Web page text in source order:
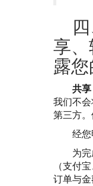
享、
露
共享
我们不
第三方。
经您
为
（支付
订单与金